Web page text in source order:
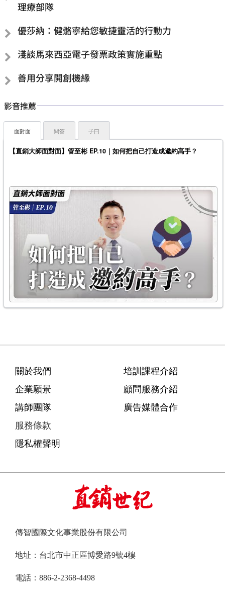
理療部隊
優莎納：健骼寧給您敏捷靈活的行動力
淺談馬來西亞電子發票政策實施重點
善用分享開創機緣
影音推薦
面對面
【直銷大師面對面】管至彬 EP.10｜如何把自己打造成邀約高手？
問答 子曰
關於我們
企業願景
講師團隊
服務條款
隱私權聲明
培訓課程介紹
顧問服務介紹
廣告媒體合作
傳智國際文化事業股份有限公司
地址：台北市中正區博愛路9號4樓
電話：886-2-2368-4498